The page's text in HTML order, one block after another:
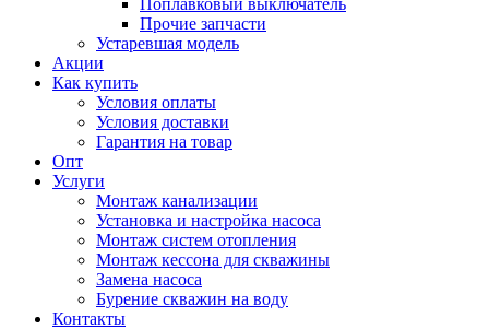
Поплавковый выключатель
Прочие запчасти
Устаревшая модель
Акции
Как купить
Условия оплаты
Условия доставки
Гарантия на товар
Опт
Услуги
Монтаж канализации
Установка и настройка насоса
Монтаж систем отопления
Монтаж кессона для скважины
Замена насоса
Бурение скважин на воду
Контакты